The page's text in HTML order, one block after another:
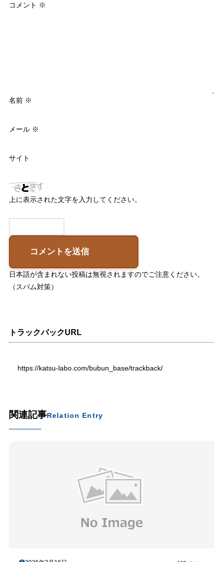
コメント ※
名前 ※
メール ※
サイト
上に表示された文字を入力してください。
日本語が含まれない投稿は無視されますのでご注意ください。
（スパム対策）
トラックバックURL
https://katsu-labo.com/bubun_base/trackback/
関連記事Relation Entry